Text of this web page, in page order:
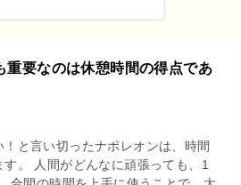
重要なのは休憩時間の得点であ
と言い切ったナポレオンは、時間
。 人間がどんなに頑張っても、1